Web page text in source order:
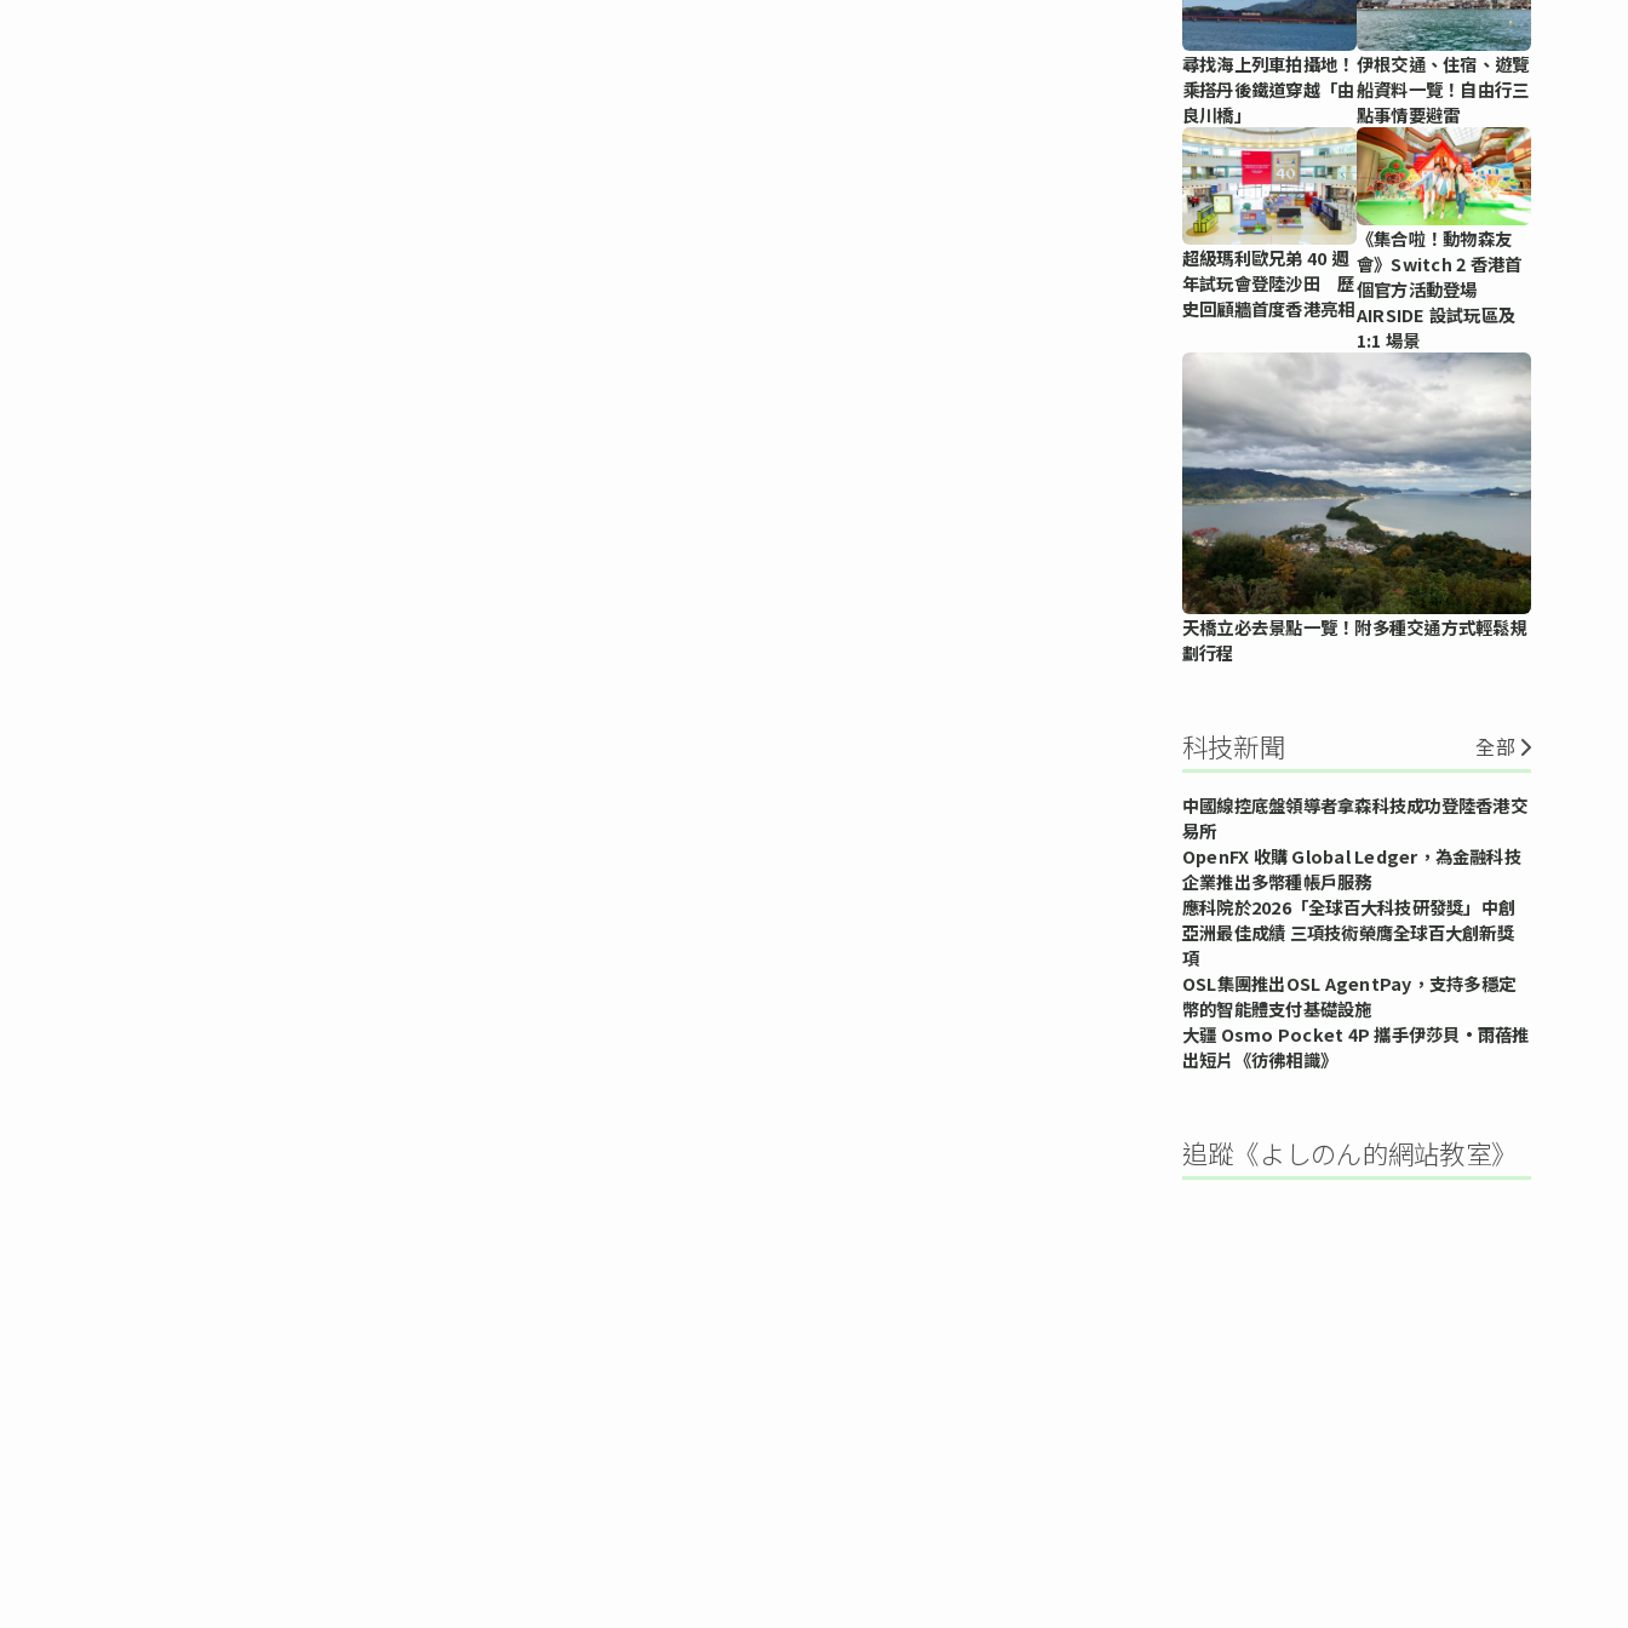
尋找海上列車拍攝地！
乘搭丹後鐵道穿越「由
良川橋」
伊根交通、住宿、遊覽
船資料一覽！自由行三
點事情要避雷
超級瑪利歐兄弟 40 週
年試玩會登陸沙田 歷
史回顧牆首度香港亮相
《集合啦！動物森友
會》Switch 2 香港首
個官方活動登場
AIRSIDE 設試玩區及
1:1 場景
天橋立必去景點一覽！附多種交通方式輕鬆規
劃行程
科技新聞 全部
中國線控底盤領導者拿森科技成功登陸香港交
易所
OpenFX 收購 Global Ledger，為金融科技
企業推出多幣種帳戶服務
應科院於2026「全球百大科技研發獎」中創
亞洲最佳成績 三項技術榮膺全球百大創新獎
項
OSL集團推出OSL AgentPay，支持多穩定
幣的智能體支付基礎設施
大疆 Osmo Pocket 4P 攜手伊莎貝•雨蓓推
出短片《彷彿相識》
追蹤《よしのん的網站教室》